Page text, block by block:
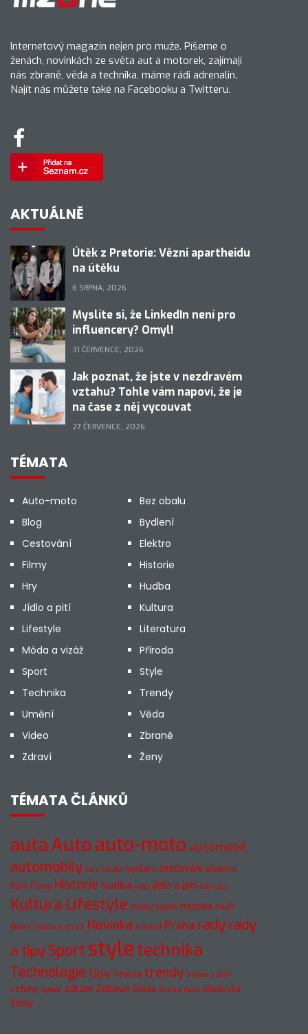
Internetový magazín nejen pro muže. Píšeme o
ženách, novinkách ze světa aut a motorek, zajímají
nás zbraně, věda a technika, máme rádi adrenalin.
Najít nás můžete také na Facebooku a Twitteru.
AKTUÁLNĚ
Útěk z Pretorie: Vězni apartheidu
na útěku
6 SRPNA, 2026
Myslíte si, že LinkedIn není pro
influencery? Omyl!
31 ČERVENCE, 2026
Jak poznat, že jste v nezdravém
vztahu? Tohle vám napoví, že je
na čase z něj vycouvat
27 ČERVENCE, 2026
TÉMATA
Auto-moto
Bez obalu
Blog
Bydlení
Cestování
Elektro
Filmy
Historie
Hry
Hudba
Jídlo a pití
Kultura
Lifestyle
Literatura
Móda a vizáž
Příroda
Sport
Style
Technika
Trendy
Umění
Věda
Video
Zbraně
Zdraví
Ženy
TÉMATA ČLÁNKŮ
autaAutoauto-moto automobil
automobily bez obalu bydlení cestování elektro
film Filmy Historie hudba jídlo jídlo a pití koncert
Kultura Lifestyle motorsport muzika muži
Móda móda a vizáž Novinka návod Praha radyrady
a tipySport styletechnika
Technologie tipy Toyota trendy Video vztah
vztahy výběr zdraví Zábava Škoda Škoda Auto Škodovka
ženy